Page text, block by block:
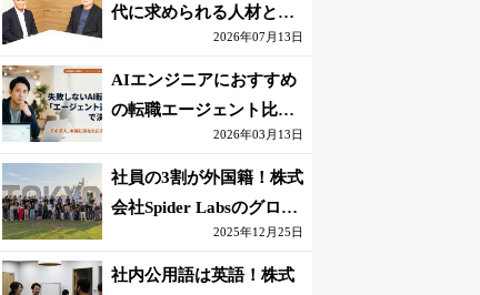
代に求められる人材と
は？「代替されない人」
の条件
2026年07月13日
AIエンジニアにおすすめ
の転職エージェント比較
｜失敗しない選び方【採
点表つき】
2026年03月13日
社員の3割が外国籍！株式
会社Spider Labsのグロー
2025年12月25日
社内公用語は英語！株式